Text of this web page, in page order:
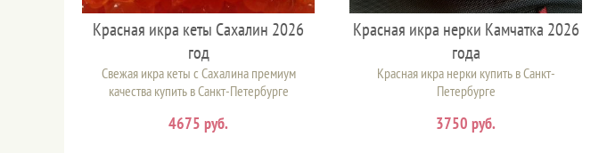
Красная икра кеты Сахалин 2026
год
Свежая икра кеты с Сахалина премиум
качества купить в Санкт-Петербурге
4675 руб.
Красная икра нерки Камчатка 2026
года
Красная икра нерки купить в Санкт-
Петербурге
3750 руб.